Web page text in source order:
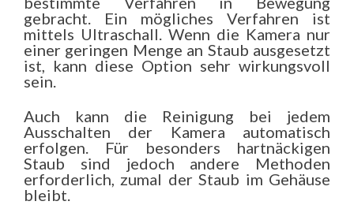
gebracht. Ein mögliches Verfahren ist
mittels Ultraschall. Wenn die Kamera nur
einer geringen Menge an Staub ausgesetzt
ist, kann diese Option sehr wirkungsvoll
sein.
Auch kann die Reinigung bei jedem
Ausschalten der Kamera automatisch
erfolgen. Für besonders hartnäckigen
Staub sind jedoch andere Methoden
erforderlich, zumal der Staub im Gehäuse
bleibt.